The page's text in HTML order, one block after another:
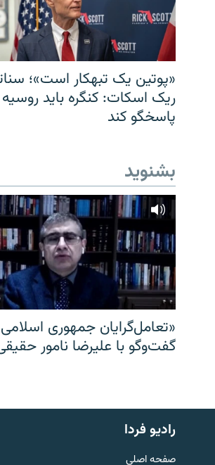
English
به ما بپیوندید
«پوتین یک تبهکار است»؛
ریک اسکات: کنگره باید روسیه
پاسخگو کند
بشنوید
«تعامل‌گرایان جمهوری
گفت‌وگو با علیرضا نامور
رادیو فردا
صفحه اصلی